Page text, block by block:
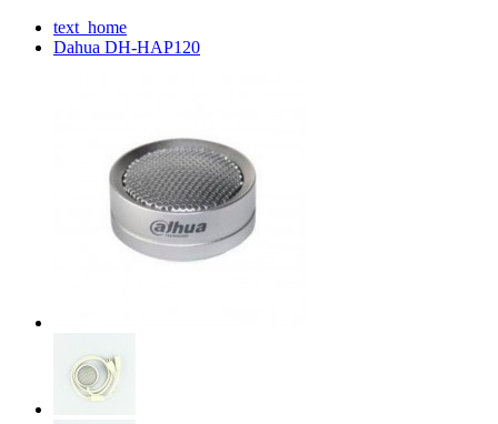
text_home
Dahua DH-HAP120